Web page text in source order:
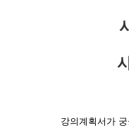
강의계획서가